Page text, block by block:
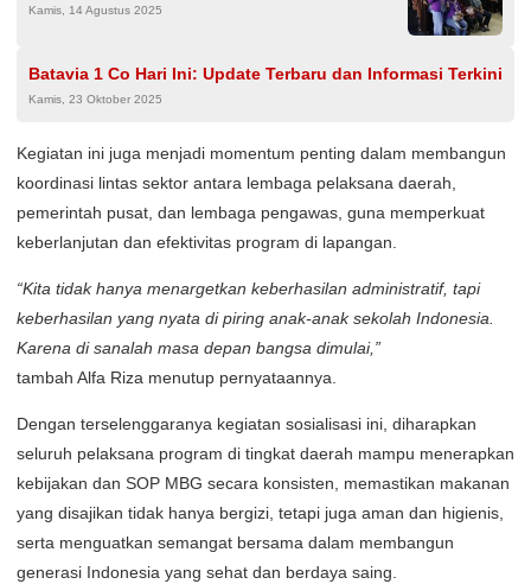
Wujudkan Ekonomi Mandiri
Kamis, 14 Agustus 2025
Batavia 1 Co Hari Ini: Update Terbaru dan Informasi Terkini
Kamis, 23 Oktober 2025
Kegiatan ini juga menjadi momentum penting dalam membangun
koordinasi lintas sektor antara lembaga pelaksana daerah,
pemerintah pusat, dan lembaga pengawas, guna memperkuat
keberlanjutan dan efektivitas program di lapangan.
“Kita tidak hanya menargetkan keberhasilan administratif, tapi
keberhasilan yang nyata di piring anak-anak sekolah Indonesia.
Karena di sanalah masa depan bangsa dimulai,”
tambah Alfa Riza menutup pernyataannya.
Dengan terselenggaranya kegiatan sosialisasi ini, diharapkan
seluruh pelaksana program di tingkat daerah mampu menerapkan
kebijakan dan SOP MBG secara konsisten, memastikan makanan
yang disajikan tidak hanya bergizi, tetapi juga aman dan higienis,
serta menguatkan semangat bersama dalam membangun
generasi Indonesia yang sehat dan berdaya saing.